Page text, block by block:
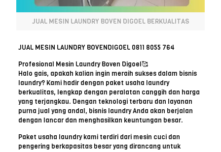
JUAL MESIN LAUNDRY BOVEN DIGOEL BERKUALITAS
JUAL MESIN LAUNDRY BOVENDIGOEL 0811 8055 764
Profesional Mesin Laundry Boven Digoel🥰
Halo gais, apakah kalian ingin meraih sukses dalam bisnis
laundry? Kami hadir dengan paket usaha laundry
berkualitas, lengkap dengan peralatan canggih dan harga
yang terjangkau. Dengan teknologi terbaru dan layanan
purna jual yang andal, bisnis laundry Anda akan berjalan
dengan lancar dan menghasilkan keuntungan besar.
Paket usaha laundry kami terdiri dari mesin cuci dan
pengering berkapasitas besar yang dirancang untuk